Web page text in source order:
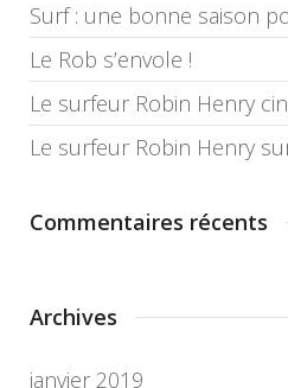
Surf : une bonne saison
Le Rob s’envole !
Le surfeur Robin Henry
Le surfeur Robin Henry
Commentaires récents
Archives
janvier 2019